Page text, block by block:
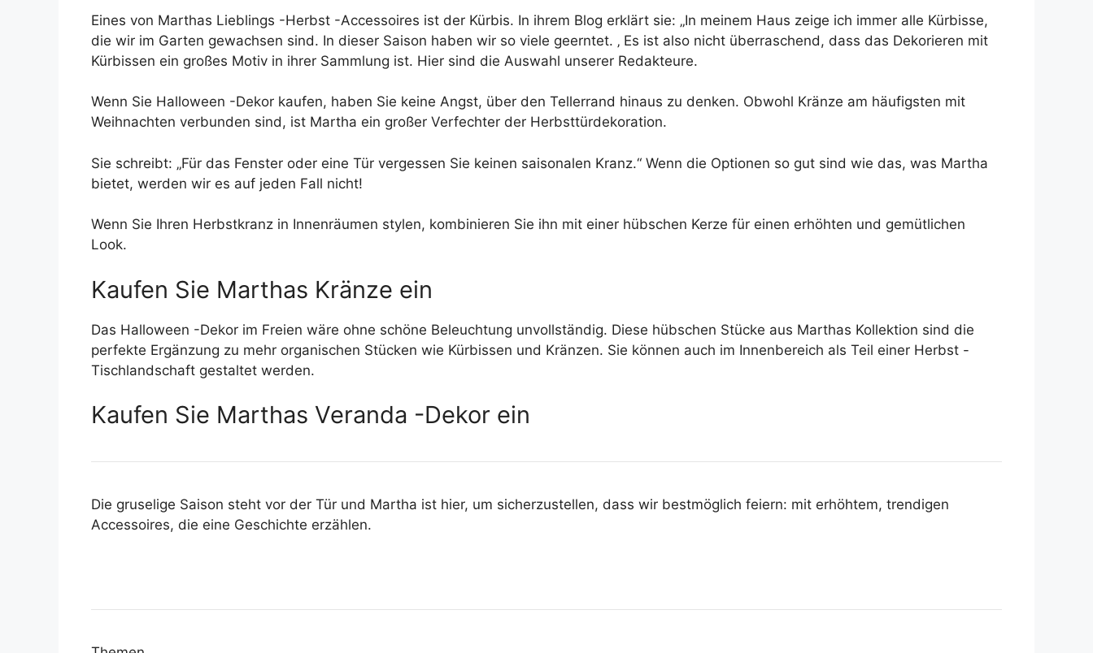
Eines von Marthas Lieblings -Herbst -Accessoires ist der Kürbis. In ihrem Blog erklärt sie: „In meinem Haus zeige ich immer alle Kürbisse,
die wir im Garten gewachsen sind. In dieser Saison haben wir so viele geerntet. ‚ Es ist also nicht überraschend, dass das Dekorieren mit
Kürbissen ein großes Motiv in ihrer Sammlung ist. Hier sind die Auswahl unserer Redakteure.
Wenn Sie Halloween -Dekor kaufen, haben Sie keine Angst, über den Tellerrand hinaus zu denken. Obwohl Kränze am häufigsten mit
Weihnachten verbunden sind, ist Martha ein großer Verfechter der Herbsttürdekoration.
Sie schreibt: „Für das Fenster oder eine Tür vergessen Sie keinen saisonalen Kranz.“ Wenn die Optionen so gut sind wie das, was Martha
bietet, werden wir es auf jeden Fall nicht!
Wenn Sie Ihren Herbstkranz in Innenräumen stylen, kombinieren Sie ihn mit einer hübschen Kerze für einen erhöhten und gemütlichen
Look.
Kaufen Sie Marthas Kränze ein
Das Halloween -Dekor im Freien wäre ohne schöne Beleuchtung unvollständig. Diese hübschen Stücke aus Marthas Kollektion sind die
perfekte Ergänzung zu mehr organischen Stücken wie Kürbissen und Kränzen. Sie können auch im Innenbereich als Teil einer Herbst -
Tischlandschaft gestaltet werden.
Kaufen Sie Marthas Veranda -Dekor ein
Die gruselige Saison steht vor der Tür und Martha ist hier, um sicherzustellen, dass wir bestmöglich feiern: mit erhöhtem, trendigen
Accessoires, die eine Geschichte erzählen.